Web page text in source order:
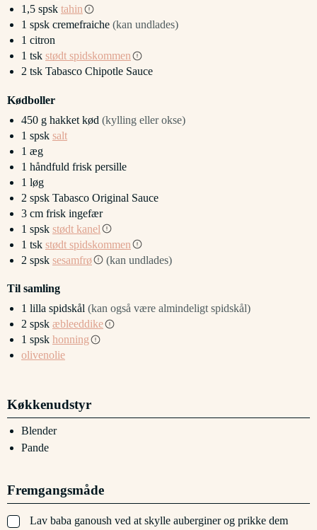
1,5 spsk tahin
1 spsk cremefraiche (kan undlades)
1 citron
1 tsk stødt spidskommen
2 tsk Tabasco Chipotle Sauce
Kødboller
450 g hakket kød (kylling eller okse)
1 spsk salt
1 æg
1 håndfuld frisk persille
1 løg
2 spsk Tabasco Original Sauce
3 cm frisk ingefær
1 spsk stødt kanel
1 tsk stødt spidskommen
2 spsk sesamfrø (kan undlades)
Til samling
1 lilla spidskål (kan også være almindeligt spidskål)
2 spsk æbleeddike
1 spsk honning
olivenolie
Køkkenudstyr
Blender
Pande
Fremgangsmåde
▢
Lav baba ganoush ved at skylle auberginer og prikke dem